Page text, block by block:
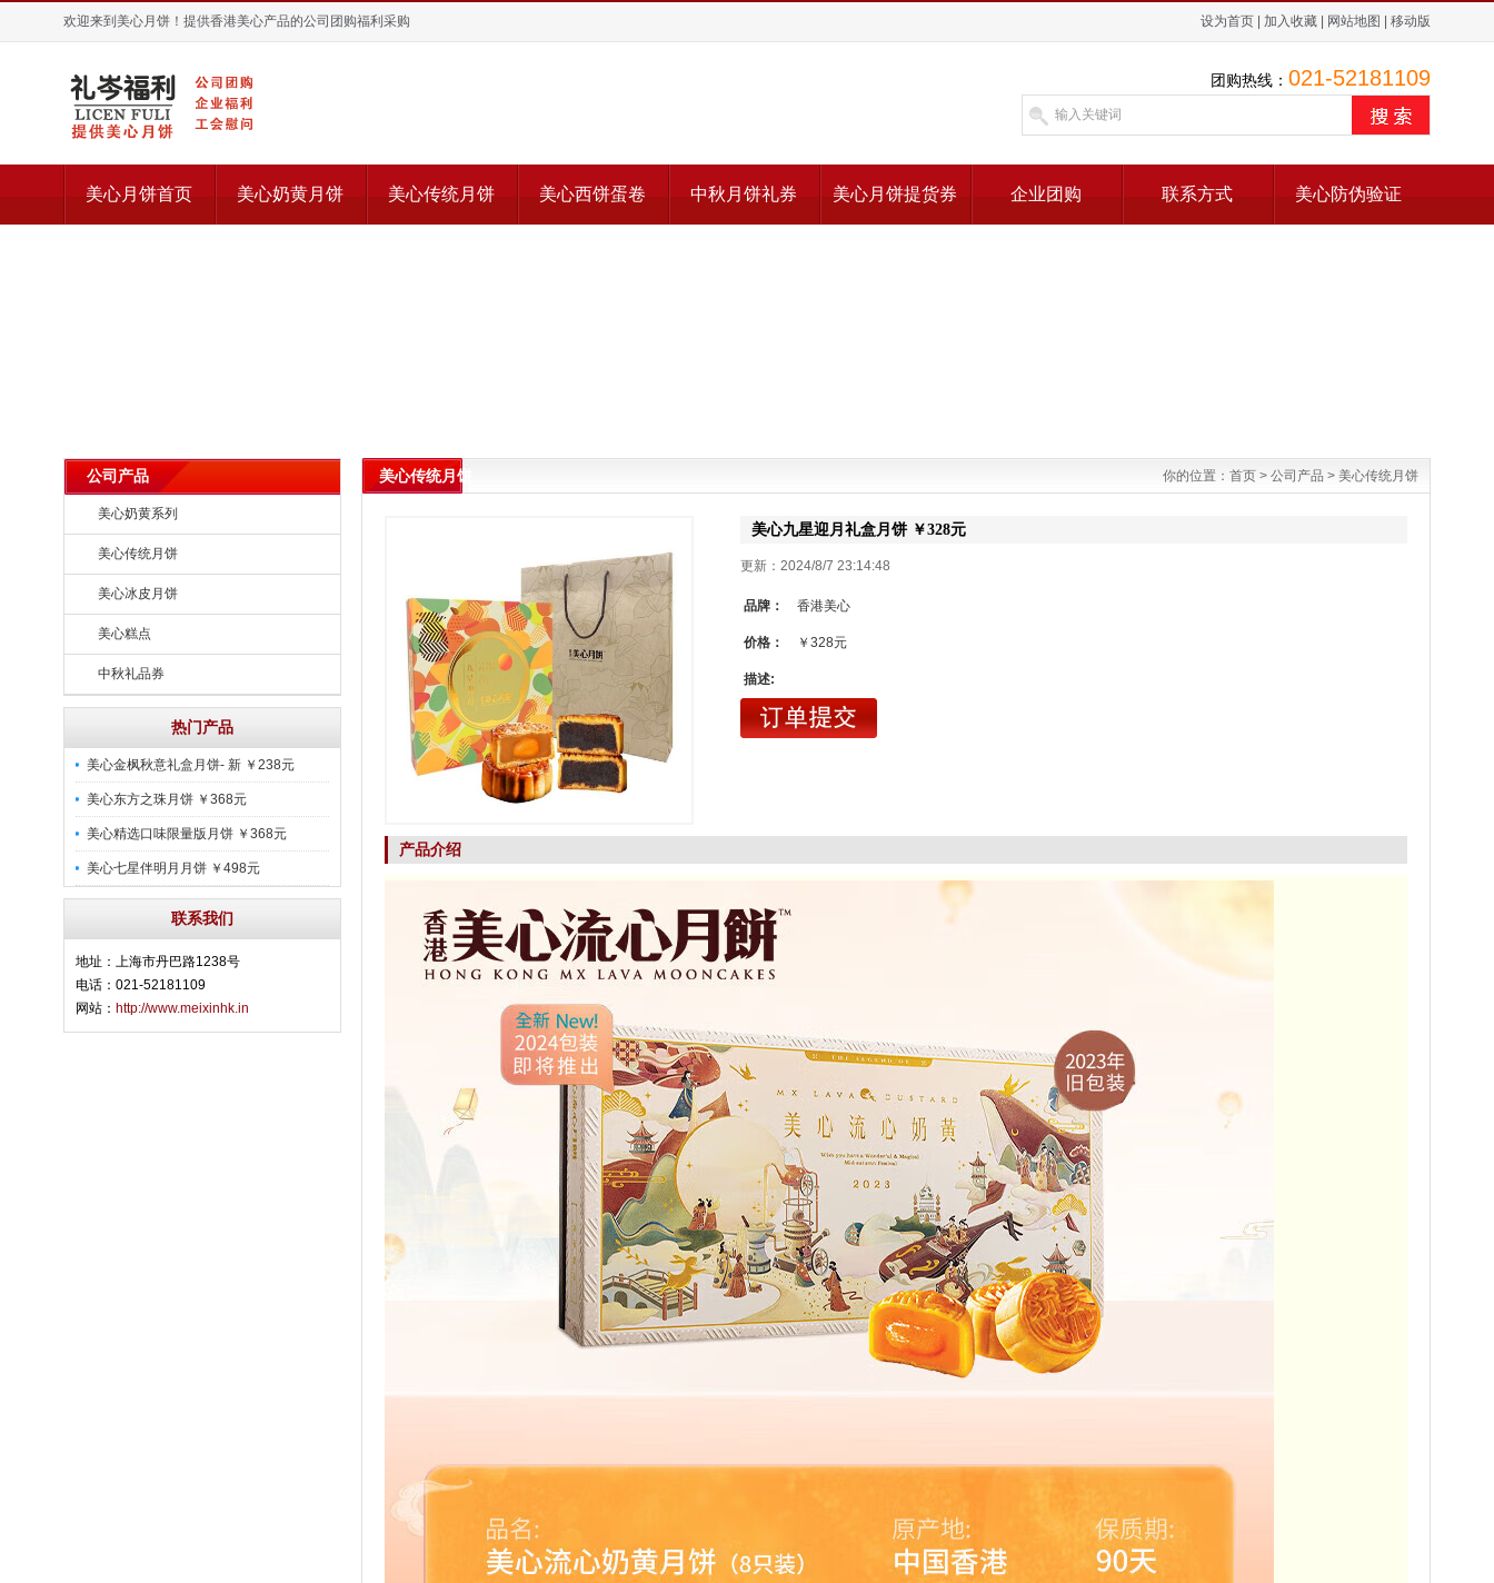
欢迎来到美心月饼！提供香港美心产品的公司团购福利采购 设为首页 加入收藏 网站地图 移动版
团购热线： 021-52181109
美心月饼首页 美心奶黄月饼 美心传统月饼 美心西饼蛋卷 中秋月饼礼券 美心月饼提货券 企业团购 联系方式 美心防伪验证
公司产品
美心奶黄系列
美心传统月饼
美心冰皮月饼
美心糕点
中秋礼品券
热门产品
美心金枫秋意礼盒月饼- 新 ￥238元
美心东方之珠月饼 ￥368元
美心精选口味限量版月饼 ￥368元
美心七星伴明月月饼 ￥498元
联系我们
地址：上海市丹巴路1238号
电话：021-52181109
网站： http://www.meixinhk.in
美心传统月饼 你的位置： 首页 > 公司产品 > 美心传统月饼
美心九星迎月礼盒月饼 ￥328元
更新：2024/8/7 23:14:48
品牌： 香港美心
价格： ￥328元
描述:
产品介绍